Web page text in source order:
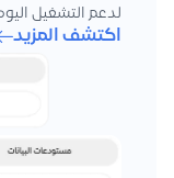
لدعم التشغيل
اكتشف المزيد